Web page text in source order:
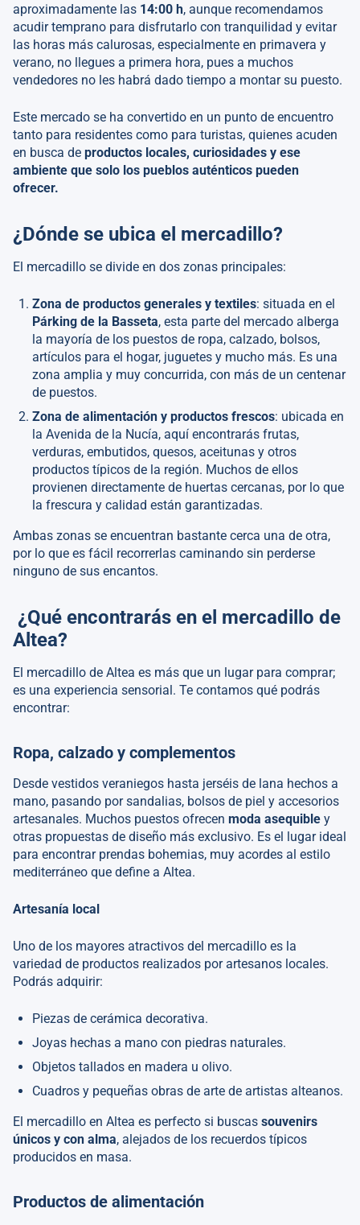
aproximadamente las 14:00 h, aunque recomendamos
acudir temprano para disfrutarlo con tranquilidad y evitar
las horas más calurosas, especialmente en primavera y
verano, no llegues a primera hora, pues a muchos
vendedores no les habrá dado tiempo a montar su puesto.
Este mercado se ha convertido en un punto de encuentro
tanto para residentes como para turistas, quienes acuden
en busca de productos locales, curiosidades y ese
ambiente que solo los pueblos auténticos pueden
ofrecer.
¿Dónde se ubica el mercadillo?
El mercadillo se divide en dos zonas principales:
Zona de productos generales y textiles: situada en el
Párking de la Basseta, esta parte del mercado alberga
la mayoría de los puestos de ropa, calzado, bolsos,
artículos para el hogar, juguetes y mucho más. Es una
zona amplia y muy concurrida, con más de un centenar
de puestos.
Zona de alimentación y productos frescos: ubicada en
la Avenida de la Nucía, aquí encontrarás frutas,
verduras, embutidos, quesos, aceitunas y otros
productos típicos de la región. Muchos de ellos
provienen directamente de huertas cercanas, por lo que
la frescura y calidad están garantizadas.
Ambas zonas se encuentran bastante cerca una de otra,
por lo que es fácil recorrerlas caminando sin perderse
ninguno de sus encantos.
¿Qué encontrarás en el mercadillo de
Altea?
El mercadillo de Altea es más que un lugar para comprar;
es una experiencia sensorial. Te contamos qué podrás
encontrar:
Ropa, calzado y complementos
Desde vestidos veraniegos hasta jerséis de lana hechos a
mano, pasando por sandalias, bolsos de piel y accesorios
artesanales. Muchos puestos ofrecen moda asequible y
otras propuestas de diseño más exclusivo. Es el lugar ideal
para encontrar prendas bohemias, muy acordes al estilo
mediterráneo que define a Altea.
Artesanía local
Uno de los mayores atractivos del mercadillo es la
variedad de productos realizados por artesanos locales.
Podrás adquirir:
Piezas de cerámica decorativa.
Joyas hechas a mano con piedras naturales.
Objetos tallados en madera u olivo.
Cuadros y pequeñas obras de arte de artistas alteanos.
El mercadillo en Altea es perfecto si buscas souvenirs
únicos y con alma, alejados de los recuerdos típicos
producidos en masa.
Productos de alimentación